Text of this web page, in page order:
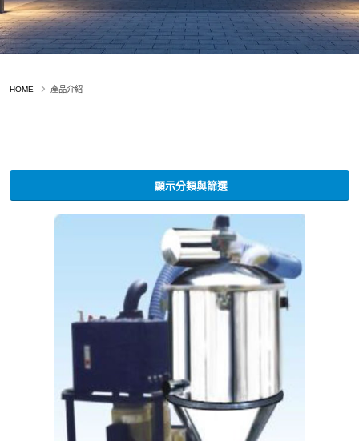
HOME 產品介紹
顯示分類與篩選